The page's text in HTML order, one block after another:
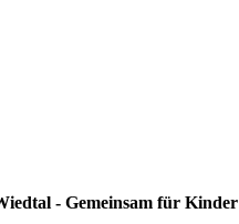
- Gemeinsam für